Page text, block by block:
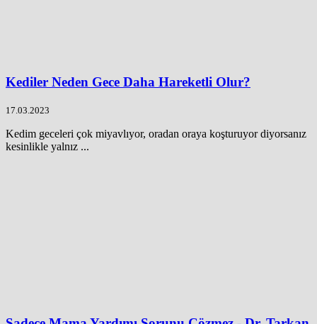
Kediler Neden Gece Daha Hareketli Olur?
17.03.2023
Kedim geceleri çok miyavlıyor, oradan oraya koşturuyor diyorsanız
kesinlikle yalnız ...